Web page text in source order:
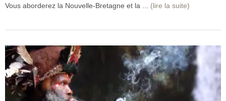
Vous aborderez la Nouvelle-Bretagne et la ... (lire la suite)